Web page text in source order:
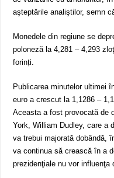
aşteptările analiştilor, semn
Monedele din regiune se
poloneză la 4,281 – 4,293
forinți.
Publicarea minutelor ultimei
euro a crescut la 1,1286 –
Aceasta a fost provocată de
York, William Dudley, care a
va trebui majorată dobândă,
va continua să crească în a
prezidenţiale nu vor influenţa